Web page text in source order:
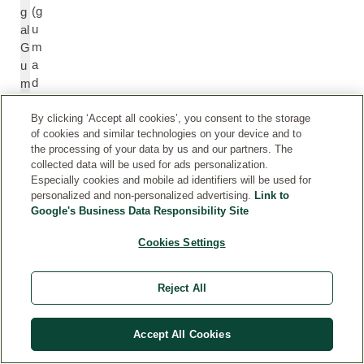
g
al
G
u
m
(g
u
m
a
d
e
a
c
a
ci
d
tri
c
By clicking ‘Accept all cookies’, you consent to the storage
of cookies and similar technologies on your device and to
the processing of your data by us and our partners. The
collected data will be used for ads personalization.
Especially cookies and mobile ad identifiers will be used for
personalized and non-personalized advertising. Link to
Google's Business Data Responsibility Site
Cookies Settings
Reject All
Accept All Cookies